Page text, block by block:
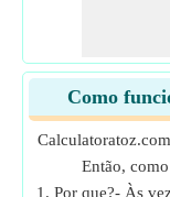
Como
Então,
1. Por que?- Às